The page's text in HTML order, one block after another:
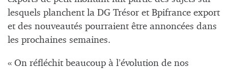
lesquels planchent la DG Trésor et Bpifrance export
et des nouveautés pourraient être annoncées dans
les prochaines semaines.
« On réfléchit beaucoup à l’évolution de nos